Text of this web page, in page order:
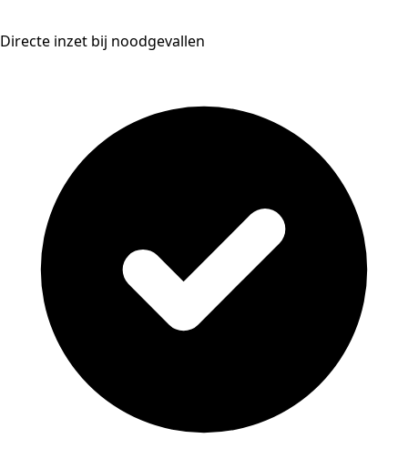
Directe inzet bij noodgevallen